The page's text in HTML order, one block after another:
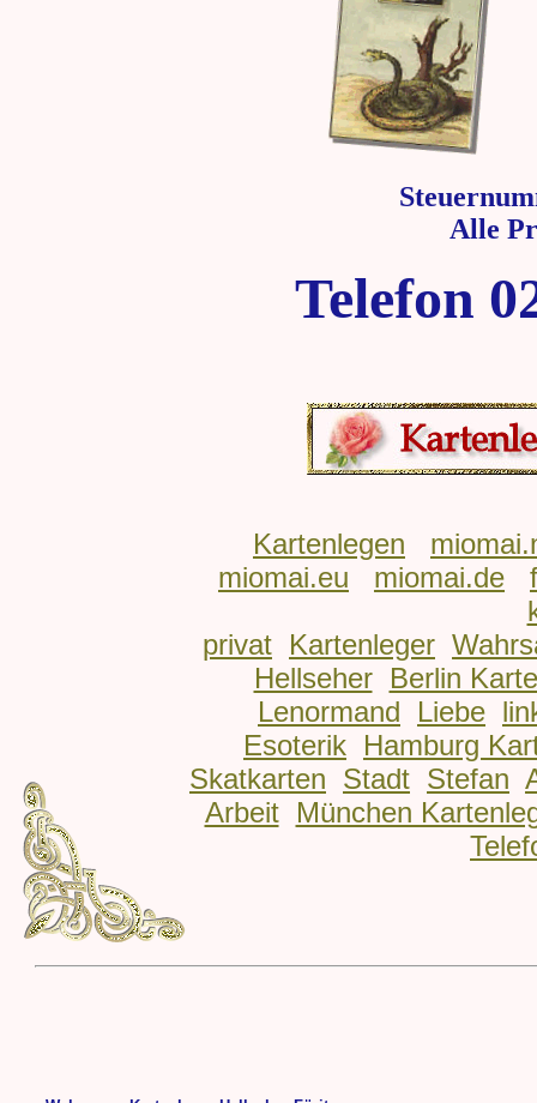
Alle
Telefon
Kartenlegen
miomai.eu
miomai.de
privat Kartenleger
Hellseher
Berlin
Lenormand
Liebe
Esoterik Hamburg
Skatkarten Stadt Stefan
Arbeit
München